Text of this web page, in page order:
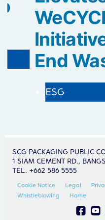
End
ESG
SCG PACKAGING PUBLIC
1 SIAM CEMENT RD.,
TEL. +662 586 5555
Cookie Notice Legal
Whistleblowing
Home